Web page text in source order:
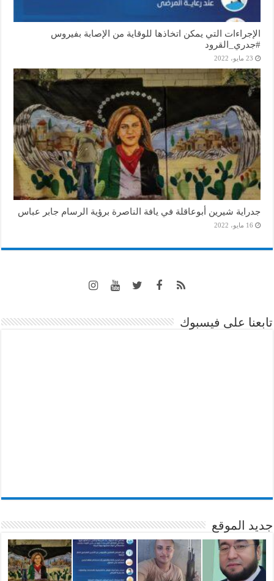
الإجراءات التي يمكن اتخاذها للوقاية من الإصابة بفيروس
#جدري_القرود
23 مايو، 2022
جدراية شيرين أبوعاقلة في يافة الناصرة برؤية الرسام جابر عباس
16 مايو، 2022
تابعنا على فيسبوك
جديد الموقع